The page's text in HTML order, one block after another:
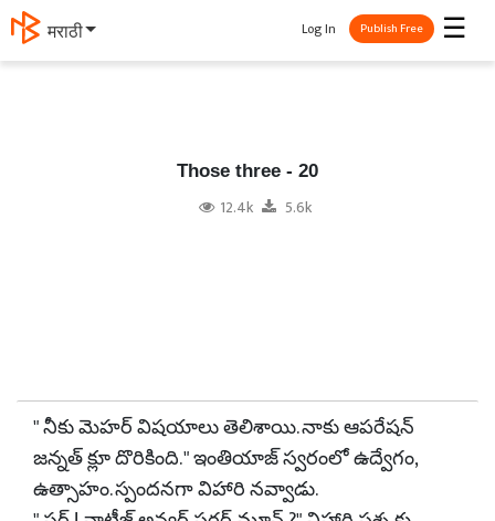
मराठी ☰
Log In Publish Free
Those three - 20
12.4k 5.6k
" నీకు మెహర్ విషయాలు తెలిశాయి. నాకు ఆపరేషన్
జన్నత్ క్లూ దొరికింది. " ఇంతియాజ్ స్వరంలో ఉద్వేగం,
ఉత్సాహం. స్పందనగా విహారి నవ్వాడు.